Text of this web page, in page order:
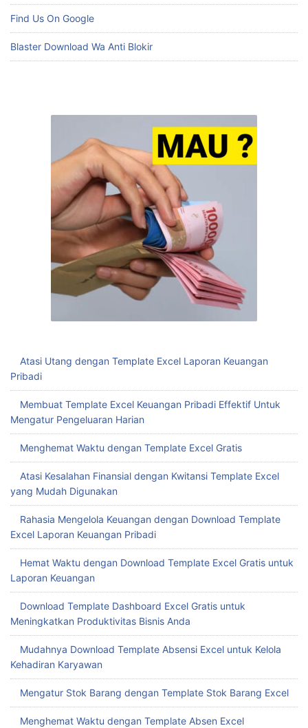
Find Us On Google
Blaster Download Wa Anti Blokir
Atasi Utang dengan Template Excel Laporan Keuangan
Pribadi
Membuat Template Excel Keuangan Pribadi Effektif Untuk
Mengatur Pengeluaran Harian
Menghemat Waktu dengan Template Excel Gratis
Atasi Kesalahan Finansial dengan Kwitansi Template Excel
yang Mudah Digunakan
Rahasia Mengelola Keuangan dengan Download Template
Excel Laporan Keuangan Pribadi
Hemat Waktu dengan Download Template Excel Gratis untuk
Laporan Keuangan
Download Template Dashboard Excel Gratis untuk
Meningkatkan Produktivitas Bisnis Anda
Mudahnya Download Template Absensi Excel untuk Kelola
Kehadiran Karyawan
Mengatur Stok Barang dengan Template Stok Barang Excel
Menghemat Waktu dengan Template Absen Excel